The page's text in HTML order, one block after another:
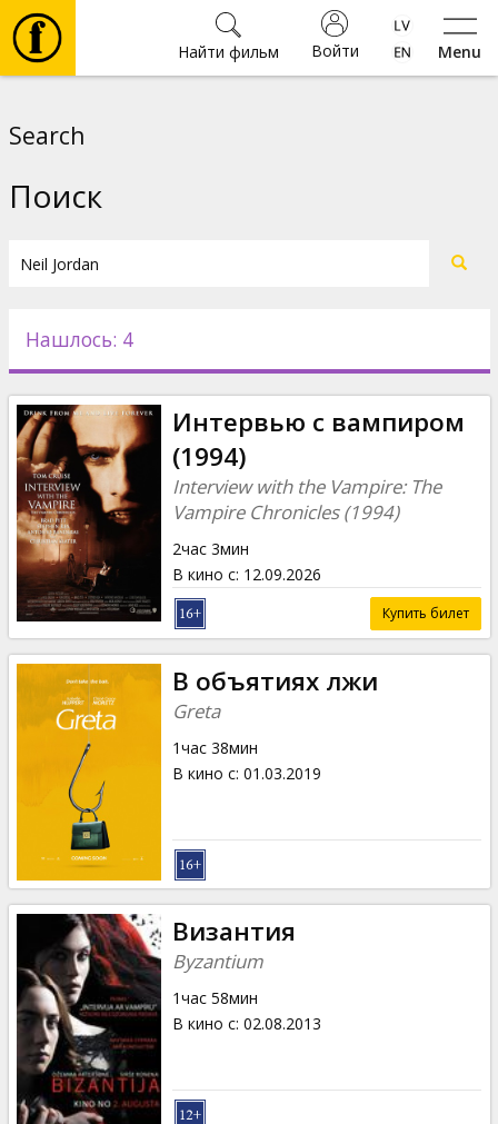
Menu
Войти
Найти фильм
Новости
Подарки
Кинозакуски
B2B
Клуб
Search
Поиск
Нашлось: 4
Интервью с вампиром
(1994)
Interview with the Vampire: The
Vampire Chronicles (1994)
2час 3мин
В кино с: 12.09.2026
Купить билет
В объятиях лжи
Greta
1час 38мин
В кино с: 01.03.2019
Византия
Byzantium
1час 58мин
В кино с: 02.08.2013